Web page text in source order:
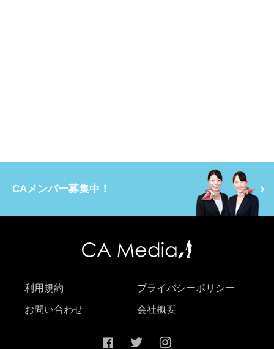
CAメンバー募集中！
利用規約 プライバシーポリシー
お問い合わせ 会社概要